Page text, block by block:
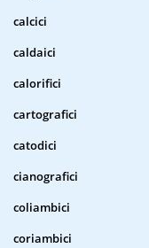
calcici
caldaici
calorifici
cartografici
catodici
cianografici
coliambici
coriambici